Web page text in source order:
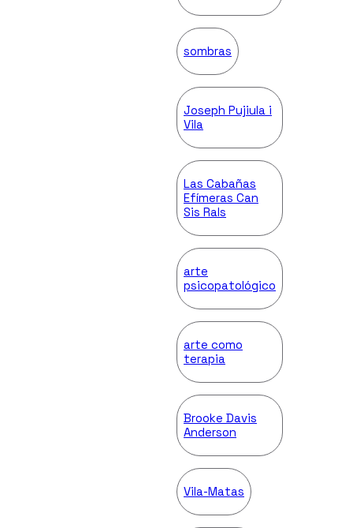
sombras
Joseph Pujiula i
Vila
Las Cabañas
Efímeras Can
Sis Rals
arte
psicopatológico
arte como
terapia
Brooke Davis
Anderson
Vila-Matas